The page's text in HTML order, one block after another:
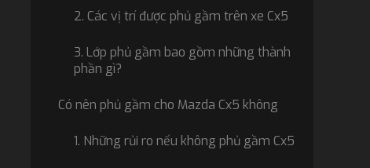
2. Các vị trí được phủ gầm trên xe Cx5
3. Lớp phủ gầm bao gồm những thành
phần gì?
Có nên phủ gầm cho Mazda Cx5 không
1. Những rủi ro nếu không phủ gầm Cx5